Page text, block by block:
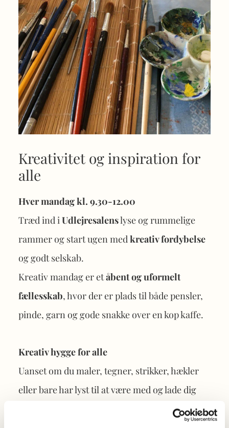
Kreativitet og inspiration for
alle
Hver mandag kl. 9.30-12.00
Træd ind iUdlejresalenslyse og rummelige
rammer og start ugen medkreativ fordybelse
og godt selskab.
Kreativ mandag er etåbent og uformelt
fællesskab, hvor der er plads til både pensler,
pinde, garn og gode snakke over en kop kaffe.
Kreativ hygge for alle
Uanset om du maler, tegner, strikker, hækler
eller bare har lyst til at være med og lade dig
inspirere, er der plads til dig. Ingen særlig